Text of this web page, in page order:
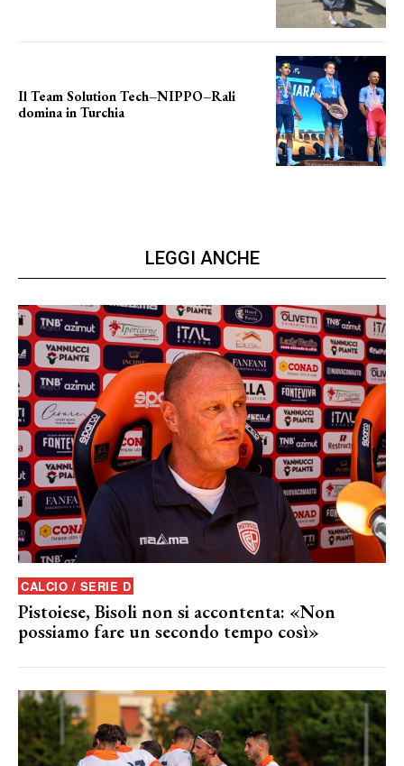
Il Team Solution Tech–NIPPO–Rali
domina in Turchia
LEGGI ANCHE
CALCIO / SERIE D
Pistoiese, Bisoli non si accontenta: «Non
possiamo fare un secondo tempo così»